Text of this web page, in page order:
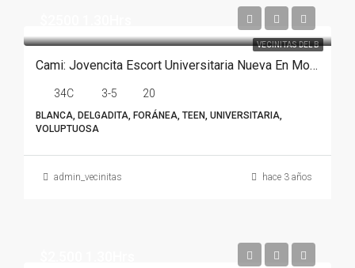
VECINITAS DEL B
Cami: Jovencita Escort Universitaria Nueva En Monterrey
34C 3-5 20
BLANCA, DELGADITA, FORÁNEA, TEEN, UNIVERSITARIA,
VOLUPTUOSA
admin_vecinitas hace 3 años